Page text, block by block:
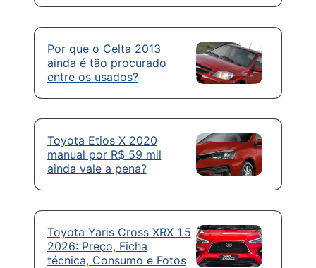
Por que o Celta 2013
ainda é tão procurado
entre os usados?
Toyota Etios X 2020
manual por R$ 59 mil
ainda vale a pena?
Toyota Yaris Cross XRX 1.5
2026: Preço, Ficha
técnica, Consumo e Fotos